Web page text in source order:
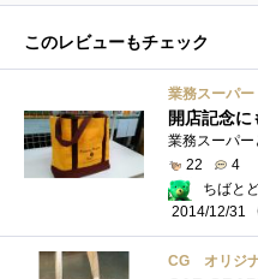
このレビューもチェック
業務スーパ
開店記念に
22
4
ちばと
2014/12/31
CG オリジ